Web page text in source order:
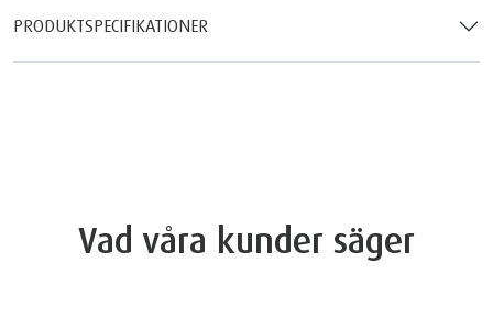
PRODUKTSPECIFIKATIONER
Vad våra kunder säger